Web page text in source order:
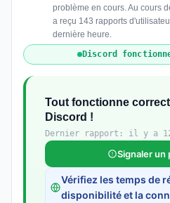
problème en cours. Au cours
a reçu 143 rapports
dernière heure.
Discord
Tout fonctionne
Discord !
Dernier rapport: il y a
Signaler un
Vérifiez les temps de
disponibilité et la